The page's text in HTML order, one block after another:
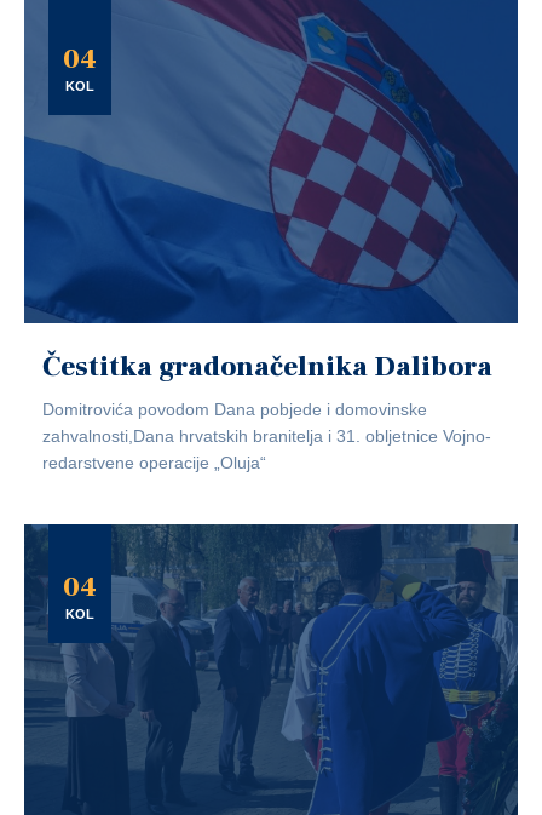
04
KOL
Čestitka gradonačelnika Dalibora
Domitrovića povodom Dana pobjede i domovinske
zahvalnosti,Dana hrvatskih branitelja i 31. obljetnice Vojno-
redarstvene operacije „Oluja“
04
KOL